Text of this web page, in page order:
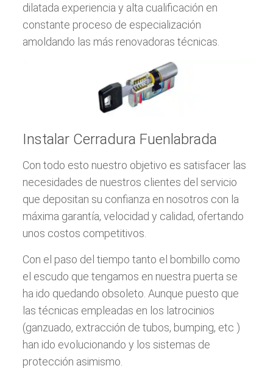
dilatada experiencia y alta cualificación en
constante proceso de especialización
amoldando las más renovadoras técnicas.
Instalar Cerradura Fuenlabrada
Con todo esto nuestro objetivo es satisfacer las
necesidades de nuestros clientes del servicio
que depositan su confianza en nosotros con la
máxima garantía, velocidad y calidad, ofertando
unos costos competitivos.
Con el paso del tiempo tanto el bombillo como
el escudo que tengamos en nuestra puerta se
ha ido quedando obsoleto. Aunque puesto que
las técnicas empleadas en los latrocinios
(ganzuado, extracción de tubos, bumping, etc )
han ido evolucionando y los sistemas de
protección asimismo.